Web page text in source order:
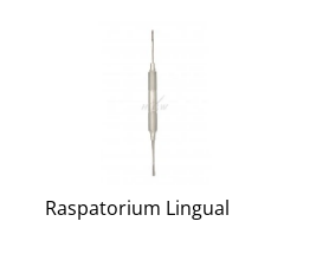
Raspatorium Lingual